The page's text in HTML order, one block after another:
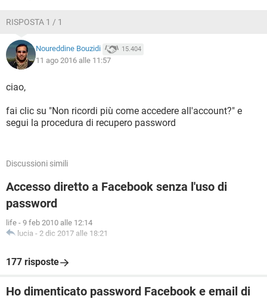
RISPOSTA 1 / 1
Noureddine Bouzidi 15.404
11 ago 2016 alle 11:57
ciao,
fai clic su "Non ricordi più come accedere all'account?" e
segui la procedura di recupero password
Discussioni simili
Accesso diretto a Facebook senza l'uso di
password
life - 9 feb 2010 alle 12:14
lucia - 2 dic 2017 alle 18:21
177 risposte
Ho dimenticato password Facebook e email di